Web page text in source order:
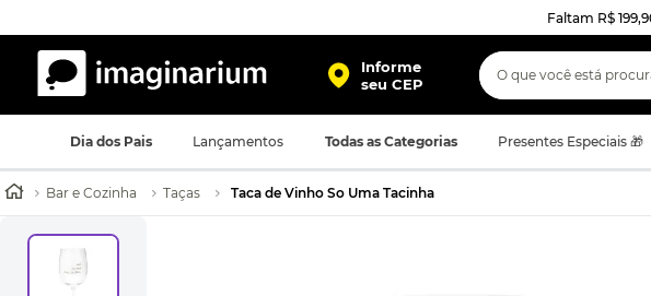
Faltam R$
Informe
seu CEP
O que você está
Dia dos Pais Lançamentos Todas as Categorias Presentes Especiais 🎁
Bar e Cozinha Taças Taca de Vinho So Uma Tacinha
TERMOS MAIS BUSCADOS
harry potter
2º
bolsa